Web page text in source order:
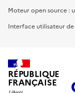
Moteur open source :
Interface utilisateur
RÉPUBLIQUE
FRANÇAISE